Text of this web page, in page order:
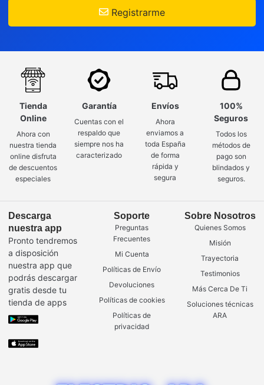
Registrarme
Tienda
Online
Ahora con
nuestra tienda
online disfruta
de descuentos
especiales
Garantía
Cuentas con el
respaldo que
siempre nos ha
caracterizado
Envíos
Ahora
enviamos a
toda España
de forma
rápida y
segura
100%
Seguros
Todos los
métodos de
pago son
blindados y
seguros.
Descarga
nuestra app
Pronto tendremos
a disposición
nuestra app que
podrás descargar
gratis desde tu
tienda de apps
Soporte
Preguntas
Frecuentes
Mi Cuenta
Políticas de Envío
Devoluciones
Políticas de cookies
Políticas de
privacidad
Sobre Nosotros
Quienes Somos
Misión
Trayectoria
Testimonios
Más Cerca De Ti
Soluciones técnicas
ARA